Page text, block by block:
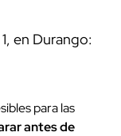
en Durango:
para las
antes de